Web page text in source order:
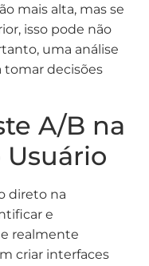
mais alta, mas se
isso pode não
uma análise
tomar decisões
A/B na
direto na
e
realmente
criar interfaces